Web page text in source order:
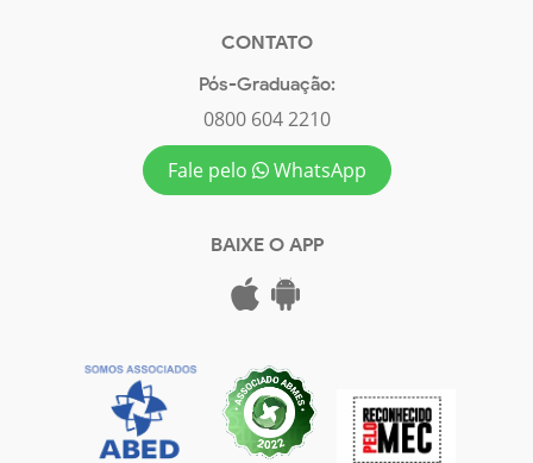
CONTATO
Pós-Graduação:
0800 604 2210
Fale pelo
WhatsApp
BAIXE O APP